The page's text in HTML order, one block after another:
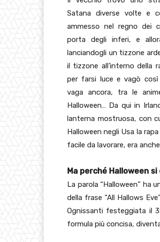
Satana diverse volte e
ammesso nel regno dei
porta degli inferi, e
lanciandogli un tizzone
il tizzone all’interno della
per farsi luce e vagò così
vaga ancora, tra le
Halloween… Da qui in
lanterna mostruosa, con
Halloween negli Usa la
facile da lavorare, era
Ma perché Halloween
La parola “Halloween” ha
della frase “All Hallows
Ognissanti festeggiata il
formula più concisa,